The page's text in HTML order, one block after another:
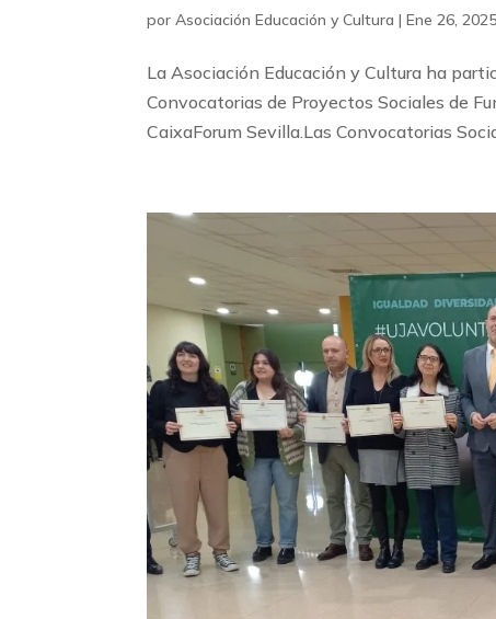
porAsociación Educación y Cultura |Ene 26, 2025
La Asociación Educación y Cultura ha
Convocatorias de Proyectos Sociales de
CaixaForum Sevilla.Las Convocatorias